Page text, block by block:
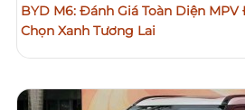
BYD M6: Đánh Giá Toàn Diện MPV
Chọn Xanh Tương Lai